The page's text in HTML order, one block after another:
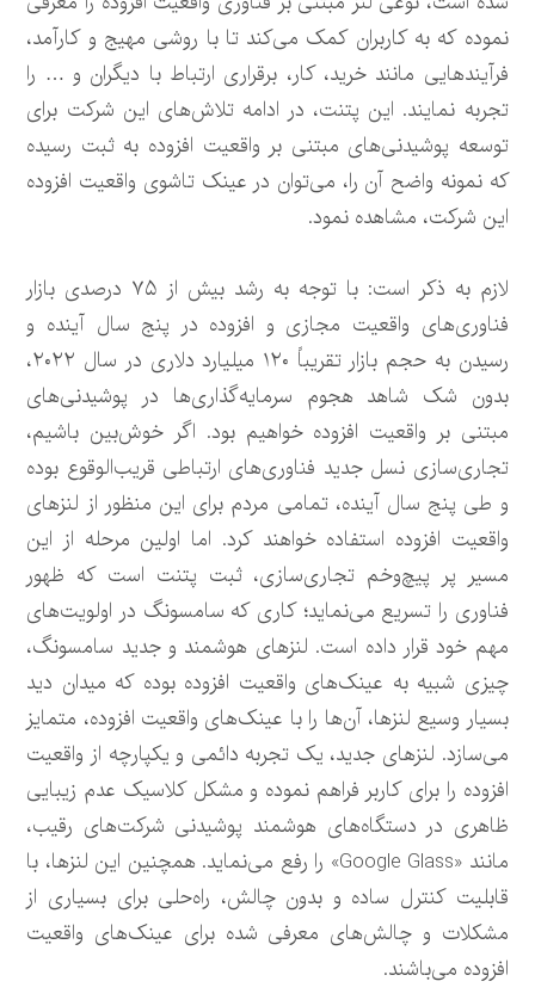
نموده که به کاربران کمک می‌کند تا با روشی مهیج و کارآمد،
فرآیندهایی مانند خرید، کار، برقراری ارتباط با دیگران و … را
تجربه نمایند. این پتنت، در ادامه تلاش‌های این شرکت برای
توسعه پوشیدنی‌های مبتنی بر واقعیت افزوده به ثبت رسیده
که نمونه واضح آن را، می‌توان در عینک تاشوی واقعیت افزوده
این شرکت، مشاهده نمود.
لازم به ذکر است: با توجه به رشد بیش از ۷۵ درصدی بازار
فناوری‌های واقعیت مجازی و افزوده در پنج سال آینده و
رسیدن به حجم بازار تقریباً ۱۲۰ میلیارد دلاری در سال ۲۰۲۲،
بدون شک شاهد هجوم سرمایه‌گذاری‌ها در پوشیدنی‌های
مبتنی بر واقعیت افزوده خواهیم بود. اگر خوش‌بین باشیم،
تجاری‌سازی نسل جدید فناوری‌های ارتباطی قریب‌الوقوع بوده
و طی پنج سال آینده، تمامی مردم برای این منظور از لنزهای
واقعیت افزوده استفاده خواهند کرد. اما اولین مرحله از این
مسیر پر پیچ‌وخم تجاری‌سازی، ثبت پتنت است که ظهور
فناوری را تسریع می‌نماید؛ کاری که سامسونگ در اولویت‌های
مهم خود قرار داده است. لنزهای هوشمند و جدید سامسونگ،
چیزی شبیه به عینک‌های واقعیت افزوده بوده که میدان دید
بسیار وسیع لنزها، آن‌ها را با عینک‌های واقعیت افزوده، متمایز
می‌سازد. لنزهای جدید، یک تجربه دائمی و یکپارچه از واقعیت
افزوده را برای کاربر فراهم نموده و مشکل کلاسیک عدم زیبایی
ظاهری در دستگاه‌های هوشمند پوشیدنی شرکت‌های رقیب،
مانند «Google Glass» را رفع می‌نماید. همچنین این لنزها، با
قابلیت کنترل ساده و بدون چالش، راه‌حلی برای بسیاری از
مشکلات و چالش‌های معرفی شده برای عینک‌های واقعیت
افزوده می‌باشند.